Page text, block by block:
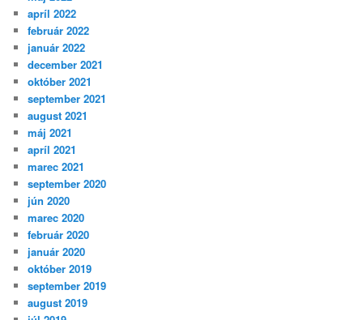
apríl 2022
február 2022
január 2022
december 2021
október 2021
september 2021
august 2021
máj 2021
apríl 2021
marec 2021
september 2020
jún 2020
marec 2020
február 2020
január 2020
október 2019
september 2019
august 2019